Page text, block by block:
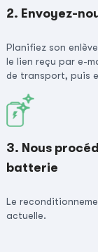
2. Envoyez-
Planifiez son
le lien reçu par e-
de transport, puis
3. Nous
batterie
Le
actuelle.